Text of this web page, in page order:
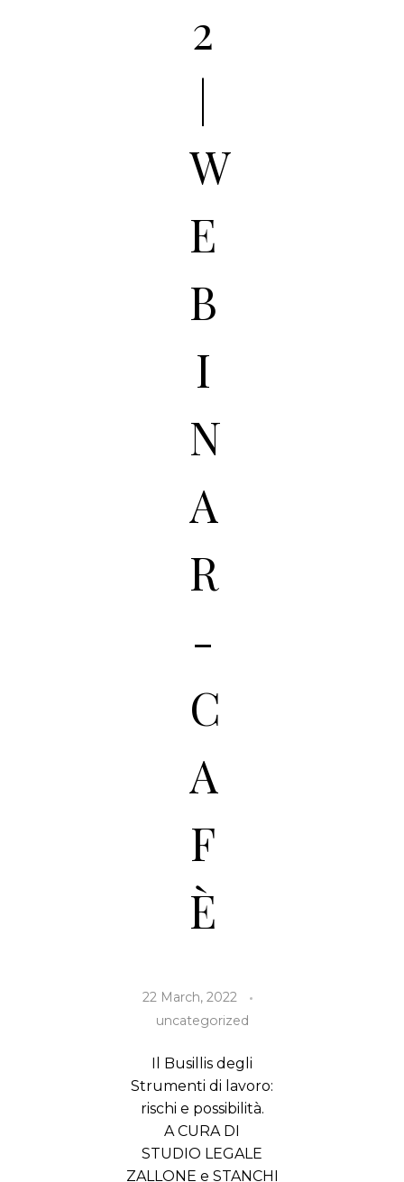
2
|
W
E
B
I
N
A
R
-
C
A
F
È
22 March, 2022
uncategorized
Il Busillis degli
Strumenti di lavoro:
rischi e possibilità.
A CURA DI
STUDIO LEGALE
ZALLONE e STANCHI